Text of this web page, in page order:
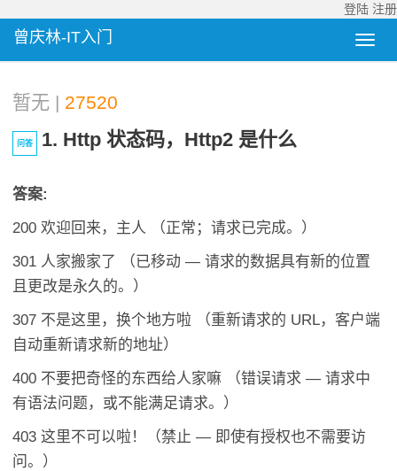
登陆 注册
曾庆林-IT入门
暂无 | 27520
问答 1. Http 状态码，Http2 是什么
答案:
200 欢迎回来，主人 （正常；请求已完成。）
301 人家搬家了 （已移动 — 请求的数据具有新的位置
且更改是永久的。）
307 不是这里，换个地方啦 （重新请求的 URL，客户端
自动重新请求新的地址）
400 不要把奇怪的东西给人家嘛 （错误请求 — 请求中
有语法问题，或不能满足请求。）
403 这里不可以啦！（禁止 — 即使有授权也不需要访
问。）